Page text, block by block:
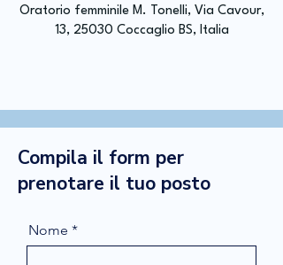
Oratorio femminile M. Tonelli, Via Cavour,
13, 25030 Coccaglio BS, Italia
Compila il form per
prenotare il tuo posto
Nome